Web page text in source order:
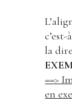
la
==>
en